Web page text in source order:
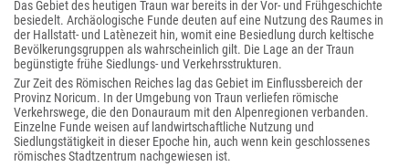
Das Gebiet des heutigen Traun war bereits in der Vor- und Frühgeschichte
besiedelt. Archäologische Funde deuten auf eine Nutzung des Raumes in
der Hallstatt- und Latènezeit hin, womit eine Besiedlung durch keltische
Bevölkerungsgruppen als wahrscheinlich gilt. Die Lage an der Traun
begünstigte frühe Siedlungs- und Verkehrsstrukturen.
Zur Zeit des Römischen Reiches lag das Gebiet im Einflussbereich der
Provinz Noricum. In der Umgebung von Traun verliefen römische
Verkehrswege, die den Donauraum mit den Alpenregionen verbanden.
Einzelne Funde weisen auf landwirtschaftliche Nutzung und
Siedlungstätigkeit in dieser Epoche hin, auch wenn kein geschlossenes
römisches Stadtzentrum nachgewiesen ist.